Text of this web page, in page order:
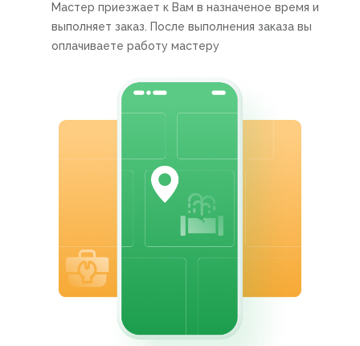
Мастер приезжает к Вам в назначеное время и
выполняет заказ. После выполнения заказа вы
оплачиваете работу мастеру